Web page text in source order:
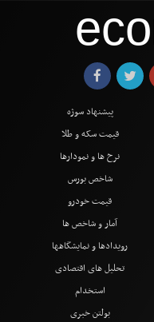
eco
پیشنهاد سوژه
قیمت سکه و طلا
نرخ ها و نمودارها
شاخص بورس
قیمت خودرو
آمار و شاخص ها
رویدادها و نمایشگاهها
تحلیل های اقتصادی
استخدام
بولتن خبری